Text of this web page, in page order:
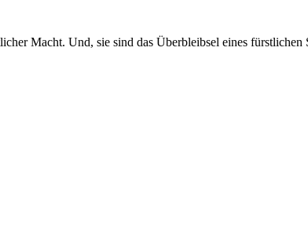
Macht. Und, sie sind das Überbleibsel eines fürstlichen